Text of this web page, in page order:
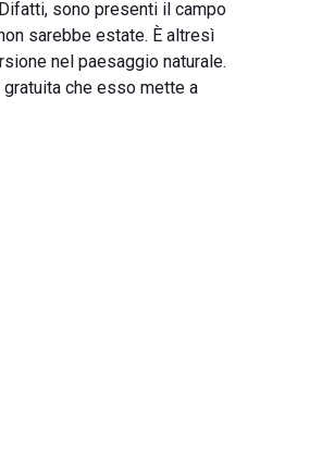
sono presenti il campo
sarebbe estate. È altresì
nel paesaggio naturale.
che esso mette a